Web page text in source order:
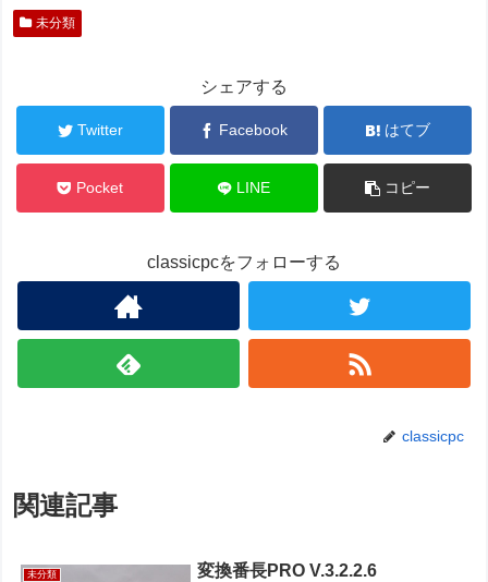
未分類
シェアする
Twitter Facebook はてブ
Pocket LINE コピー
classicpcをフォローする
classicpc
関連記事
未分類 変換番長PRO V.3.2.2.6